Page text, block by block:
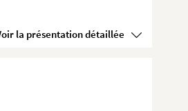
Voir la présentation détaillée